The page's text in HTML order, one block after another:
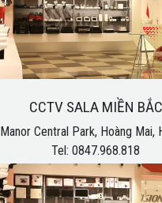
CCTV SALA MIỀN BẮC
Manor Central Park, Hoàng Mai,
Tel: 0847.968.818